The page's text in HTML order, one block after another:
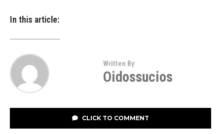
In this article:
Written By
Oidossucios
CLICK TO COMMENT